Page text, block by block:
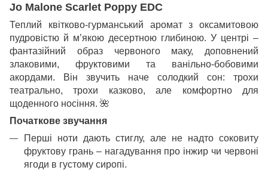
Jo Malone Scarlet Poppy EDC
Теплий квітково-гурманський аромат з оксамитовою
пудровістю й м’якою десертною глибиною. У центрі –
фантазійний образ червоного маку, доповнений
злаковими, фруктовими та ванільно-бобовими
акордами. Він звучить наче солодкий сон: трохи
театрально, трохи казково, але комфортно для
щоденного носіння. 🌺
Початкове звучання
Перші ноти дають стиглу, але не надто соковиту
фруктову грань – нагадування про інжир чи червоні
ягоди в густому сиропі.